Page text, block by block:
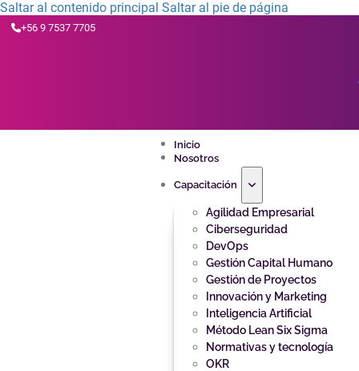
Saltar al contenido principal Saltar al pie de página
+56 9 7537 7705
Inicio
Nosotros
Capacitación
Agilidad Empresarial
Ciberseguridad
DevOps
Gestión Capital Humano
Gestión de Proyectos
Innovación y Marketing
Inteligencia Artificial
Método Lean Six Sigma
Normativas y tecnología
OKR